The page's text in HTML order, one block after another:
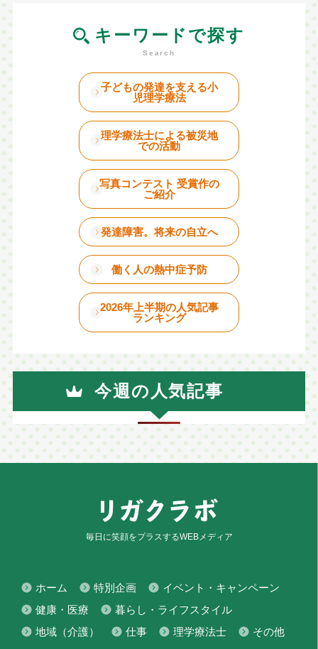
キーワードで探す
子どもの発達を支える小
児理学療法
理学療法士による被災地
での活動
写真コンテスト 受賞作の
ご紹介
発達障害。将来の自立へ
働く人の熱中症予防
2026年上半期の人気記事
ランキング
今週の人気記事
毎日に笑顔をプラスするWEBメディア
ホーム 特別企画
イベント・キャンペーン
健康・医療
暮らし・ライフスタイル
地域（介護）
仕事 理学療法士 その他